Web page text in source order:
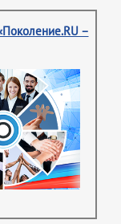
–